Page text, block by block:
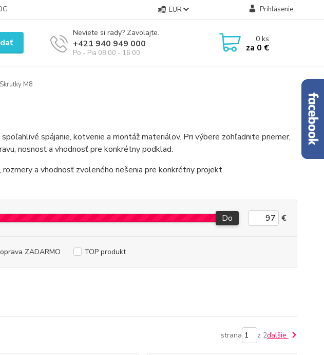
EUR Prihlásenie
Neviete si rady? Zavolajte.
+421 940 949 000
Po - Pia 08:00 - 16:00
0ks
za 0 €
Skrutky M8
spájanie, kotvenie a montáž materiálov. Pri výbere zohľadnite priemer,
nosnosť a vhodnosť pre konkrétny podklad.
a vhodnosť zvoleného riešenia pre konkrétny projekt.
Do €
ZADARMO TOP produkt
strana z 2ďalšie